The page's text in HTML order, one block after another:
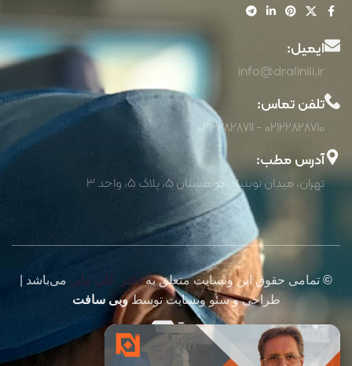
ایمیل:
info@dralinili.ir
تلفن تماس:
02122828710 - 02122828711
آدرس مطب:
تهران، میدان نوبنیاد، کوهستان 5، پلاک 5، واحد 3
© تمامی حقوق این وبسایت متعلق بهدکتر علی نیلی می‌باشد |
طراحی و سئو وبسایت توسطوبی سافت